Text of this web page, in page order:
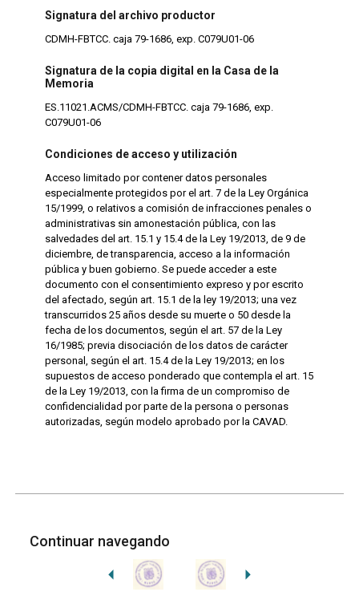
Signatura del archivo productor
CDMH-FBTCC. caja 79-1686, exp. C079U01-06
Signatura de la copia digital en la Casa de la
Memoria
ES.11021.ACMS/CDMH-FBTCC. caja 79-1686, exp.
C079U01-06
Condiciones de acceso y utilización
Acceso limitado por contener datos personales
especialmente protegidos por el art. 7 de la Ley Orgánica
15/1999, o relativos a comisión de infracciones penales o
administrativas sin amonestación pública, con las
salvedades del art. 15.1 y 15.4 de la Ley 19/2013, de 9 de
diciembre, de transparencia, acceso a la información
pública y buen gobierno. Se puede acceder a este
documento con el consentimiento expreso y por escrito
del afectado, según art. 15.1 de la ley 19/2013; una vez
transcurridos 25 años desde su muerte o 50 desde la
fecha de los documentos, según el art. 57 de la Ley
16/1985; previa disociación de los datos de carácter
personal, según el art. 15.4 de la Ley 19/2013; en los
supuestos de acceso ponderado que contempla el art. 15
de la Ley 19/2013, con la firma de un compromiso de
confidencialidad por parte de la persona o personas
autorizadas, según modelo aprobado por la CAVAD.
Continuar navegando